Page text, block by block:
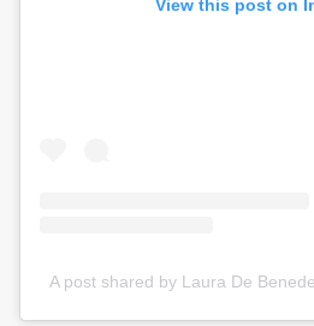
View this post on
A post shared by Laura De